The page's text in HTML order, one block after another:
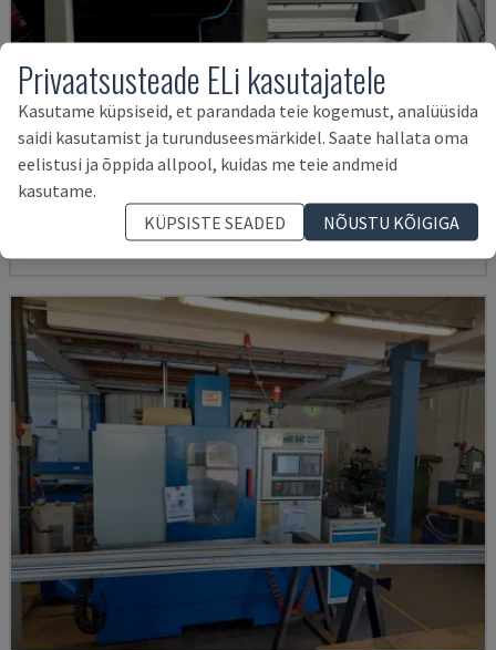
ECOMILL 800 V
DMG - VERTIKAALNE TÖÖTLEMISKESKUS
SAKSAMAA
38.000 €
Privaatsusteade ELi kasutajatele
Kasutame küpsiseid, et parandada teie kogemust, analüüsida
saidi kasutamist ja turunduseesmärkidel. Saate hallata oma
eelistusi ja õppida allpool, kuidas me teie andmeid
kasutame.
KÜPSISTE SEADED
NÕUSTU KÕIGIGA